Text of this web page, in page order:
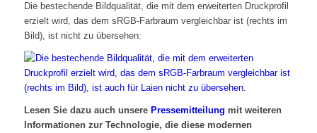
Die bestechende Bildqualität, die mit dem erweiterten Druckprofil
erzielt wird, das dem sRGB-Farbraum vergleichbar ist (rechts im
Bild), ist nicht zu übersehen:
Lesen Sie dazu auch unsere Pressemitteilung mit weiteren
Informationen zur Technologie, die diese modernen